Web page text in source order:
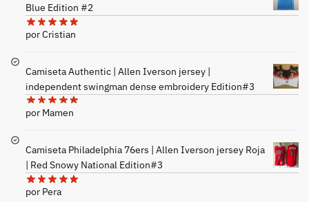
Blue Edition #2
por Cristian
Camiseta Authentic | Allen Iverson jersey |
independent swingman dense embroidery Edition#3
por Mamen
Camiseta Philadelphia 76ers | Allen Iverson jersey Roja
| Red Snowy National Edition#3
por Pera